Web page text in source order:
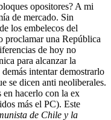
opositores? A mi
de mercado. Sin
los embelecos del
proclamar una República
de hoy no
para alcanzar la
intentar demostrarlo
se dicen anti neoliberales.
en hacerlo con la ex
más el PC). Este
de Chile y la